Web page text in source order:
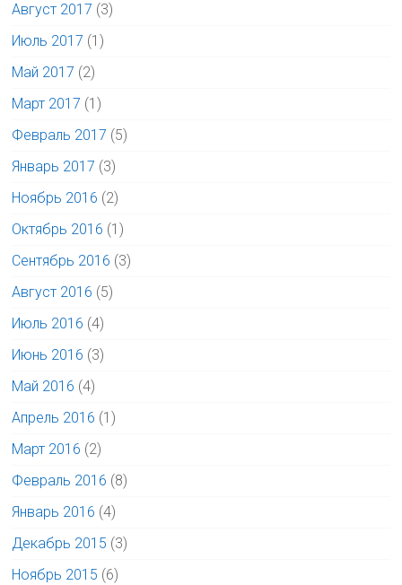
Август 2017 (3)
Июль 2017 (1)
Май 2017 (2)
Март 2017 (1)
Февраль 2017 (5)
Январь 2017 (3)
Ноябрь 2016 (2)
Октябрь 2016 (1)
Сентябрь 2016 (3)
Август 2016 (5)
Июль 2016 (4)
Июнь 2016 (3)
Май 2016 (4)
Апрель 2016 (1)
Март 2016 (2)
Февраль 2016 (8)
Январь 2016 (4)
Декабрь 2015 (3)
Ноябрь 2015 (6)